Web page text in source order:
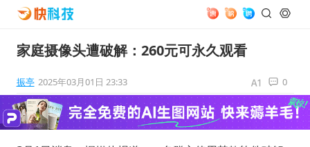
家庭摄像头遭破解：260元可永久观看
振亭 2025年03月01日 23:33 0